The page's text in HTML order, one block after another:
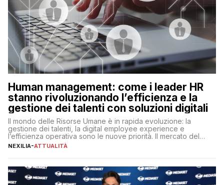
Human management: come i leader HR
stanno rivoluzionando l’efficienza e la
gestione dei talenti con soluzioni digitali
Il mondo delle Risorse Umane è in rapida evoluzione: la
gestione dei talenti, la digital employee experience e
l’efficienza operativa sono le nuove priorità. Il mercato del
lavoro, d’altra parte, è sempre più competitivo con una lotta
NEXILIA-ATTUALITÀ